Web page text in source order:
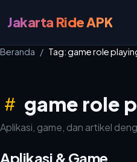
Jakarta Ride APK
Beranda Tag: game role
game role
Aplikasi, game, dan artikel
Aplikasi & Game